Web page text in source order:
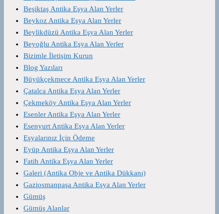
Beşiktaş Antika Eşya Alan Yerler
Beykoz Antika Eşya Alan Yerler
Beylikdüzü Antika Eşya Alan Yerler
Beyoğlu Antika Eşya Alan Yerler
Bizimle İletişim Kurun
Blog Yazıları
Büyükçekmece Antika Eşya Alan Yerler
Çatalca Antika Eşya Alan Yerler
Çekmeköy Antika Eşya Alan Yerler
Esenler Antika Eşya Alan Yerler
Esenyurt Antika Eşya Alan Yerler
Eşyalarınız İçin Ödeme
Eyüp Antika Eşya Alan Yerler
Fatih Antika Eşya Alan Yerler
Galeri (Antika Obje ve Antika Dükkanı)
Gaziosmanpaşa Antika Eşya Alan Yerler
Gümüş
Gümüş Alanlar